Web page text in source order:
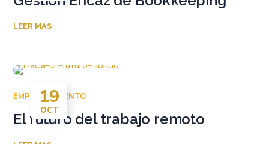
LEER MAS
19
OCT
EMPRENDIMIENTO
El futuro del trabajo remoto